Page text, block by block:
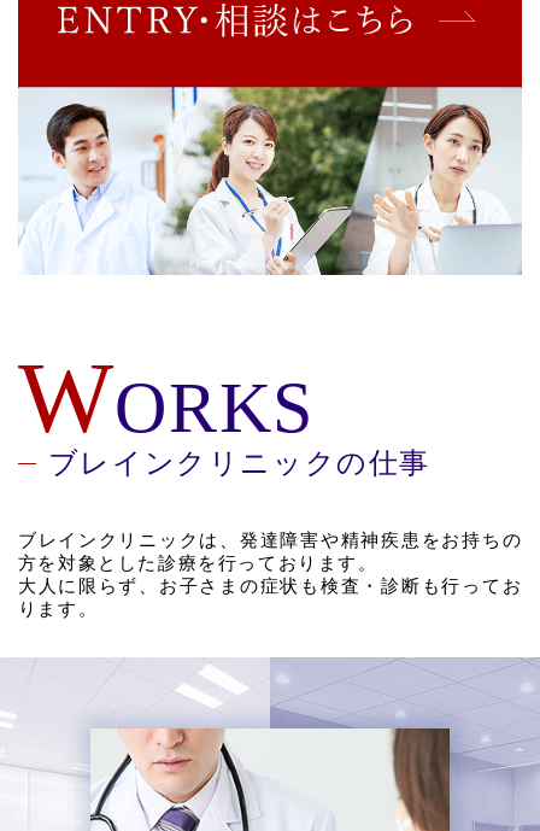
WORKS
ブレインクリニックの仕事
ブレインクリニックは、発達障害や精神疾患をお持ちの
方を対象とした診療を行っております。
大人に限らず、お子さまの症状も検査・診断も行ってお
ります。